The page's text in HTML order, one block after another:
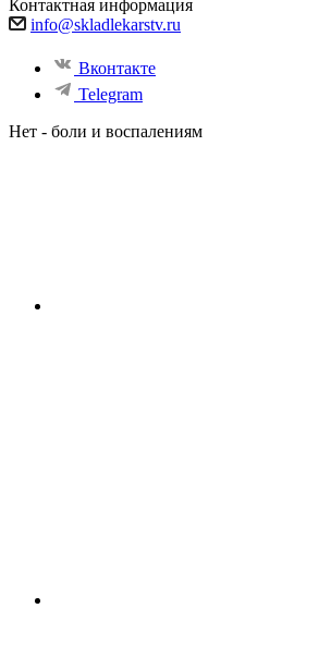
Контактная информация
info@skladlekarstv.ru
Вконтакте
Telegram
Нет - боли и воспалениям